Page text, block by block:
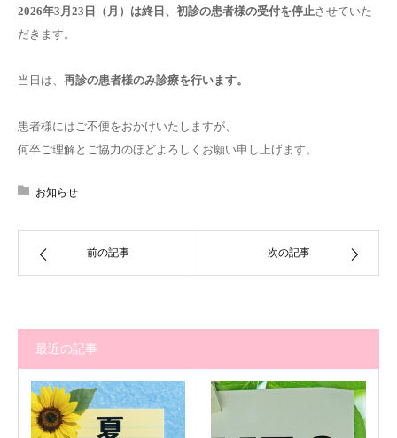
2026年3月23日（月）は終日、初診の患者様の受付を停止させていた
だきます。
当日は、 再診の患者様のみ診療を行います。
患者様にはご不便をおかけいたしますが、
何卒ご理解とご協力のほどよろしくお願い申し上げます。
お知らせ
前の記事 次の記事
最近の記事